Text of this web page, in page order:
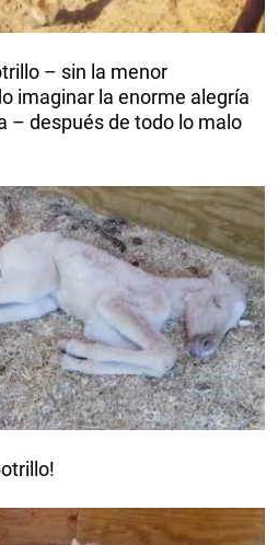
– sin la menor
imaginar la enorme alegría
– después de todo lo malo